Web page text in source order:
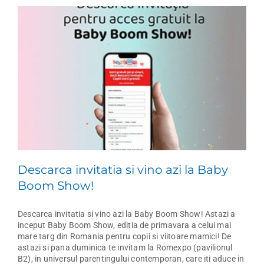
Descarca invitatia si vino azi la Baby
Boom Show!
Descarca invitatia si vino azi la Baby Boom Show! Astazi a
inceput Baby Boom Show, editia de primavara a celui mai
mare targ din Romania pentru copii si viitoare mamici! De
astazi si pana duminica te invitam la Romexpo (pavilionul
B2), in universul parentingului contemporan, care iti aduce in